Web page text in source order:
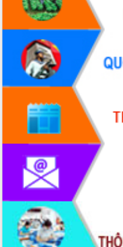
VIDEO
Không có file video nào để phát.
ALBUM ẢNH